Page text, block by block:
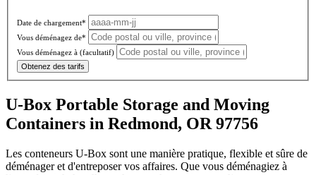
Date de chargement*
Vous déménagez de*
Vous déménagez à (facultatif)
Obtenez des tarifs
U-Box Portable Storage and Moving
Containers in Redmond, OR 97756
Les conteneurs U-Box sont une manière pratique, flexible et sûre de
déménager et d'entreposer vos affaires. Que vous déménagiez à